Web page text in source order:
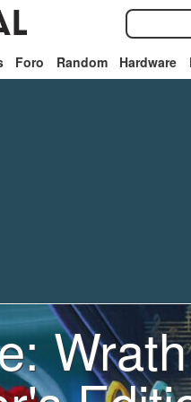
Foro Random Hardware